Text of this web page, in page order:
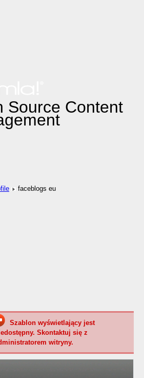
Source Content
faceblogs eu
Szablon wyświetlający jest
Skontaktuj się z
witryny.